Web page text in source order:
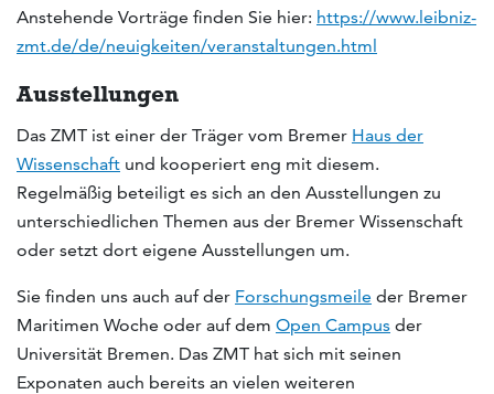
Anstehende Vorträge finden Sie hier: https://www.leibniz-
zmt.de/de/neuigkeiten/veranstaltungen.html
Ausstellungen
Das ZMT ist einer der Träger vom Bremer Haus der
Wissenschaft und kooperiert eng mit diesem.
Regelmäßig beteiligt es sich an den Ausstellungen zu
unterschiedlichen Themen aus der Bremer Wissenschaft
oder setzt dort eigene Ausstellungen um.
Sie finden uns auch auf der Forschungsmeile der Bremer
Maritimen Woche oder auf dem Open Campus der
Universität Bremen. Das ZMT hat sich mit seinen
Exponaten auch bereits an vielen weiteren